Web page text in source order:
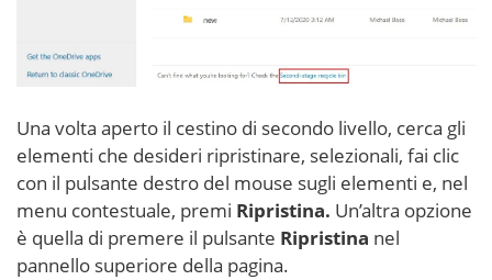
Una volta aperto il cestino di secondo livello, cerca gli
elementi che desideri ripristinare, selezionali, fai clic
con il pulsante destro del mouse sugli elementi e, nel
menu contestuale, premi Ripristina. Un’altra opzione
è quella di premere il pulsante Ripristina nel
pannello superiore della pagina.